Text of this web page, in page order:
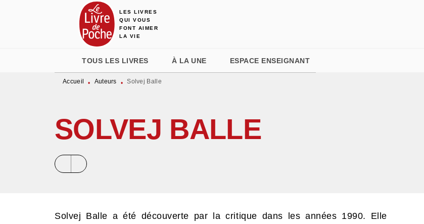
MENU RECHERCHE
LES LIVRES
QUI VOUS
FONT AIMER
LA VIE
TOUS LES LIVRES À LA UNE ESPACE ENSEIGNANT
Accueil • Auteurs • Solvej Balle
SOLVEJ BALLE
Solvej Balle a été découverte par la critique dans les années 1990. Elle